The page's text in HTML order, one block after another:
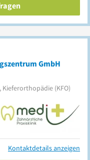
GmbH
(KFO)
Kontaktdetails anzeigen